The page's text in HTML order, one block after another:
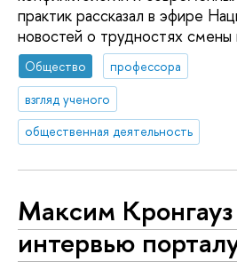
практик рассказал в эфире
новостей о трудностях смены
Общество
профессора
взгляд ученого
общественная деятельность
Максим
интервью